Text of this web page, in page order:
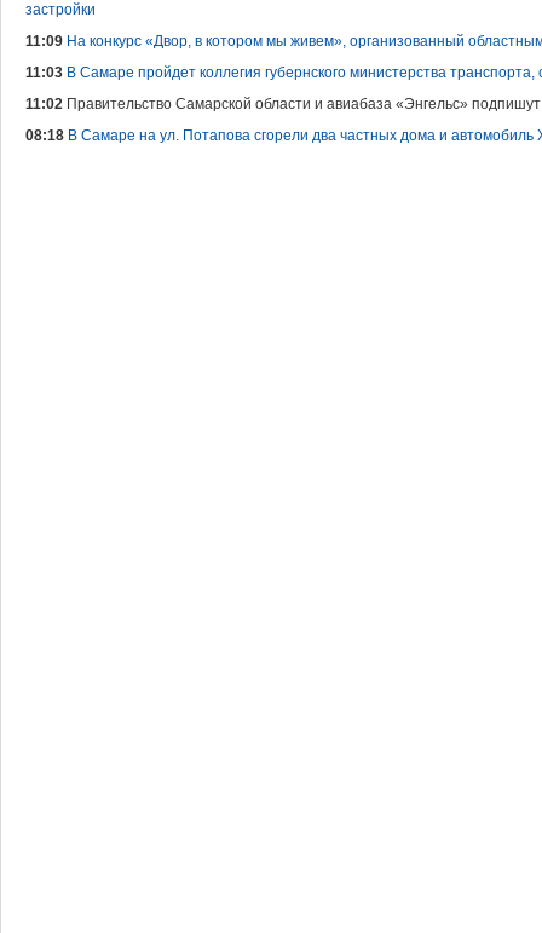
застройки
11:09 На конкурс «Двор, в котором мы живем», организованный
11:03 В Самаре пройдет коллегия губернского министерства
11:02 Правительство Самарской области и авиабаза «Энгельс»
08:18 В Самаре на ул. Потапова сгорели два частных дома и автомобиль